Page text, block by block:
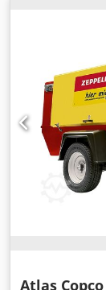
Atlas Copco